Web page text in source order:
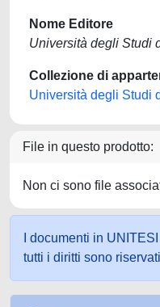
Nome Editore
Università degli Studi
Collezione di
Università degli Studi
File in questo prodotto:
Non ci sono file
I documenti in
tutti i diritti sono